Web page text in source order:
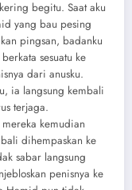
begitu. Saat aku
yang bau pesing
pingsan, badanku
sesuatu ke
dari anusku.
ia langsung kembali
terjaga.
kemudian
dihempaskan ke
sabar langsung
penisnya ke